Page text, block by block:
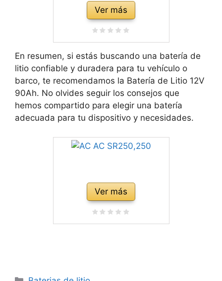
Ver más
En resumen, si estás buscando una batería de
litio confiable y duradera para tu vehículo o
barco, te recomendamos la Batería de Litio 12V
90Ah. No olvides seguir los consejos que
hemos compartido para elegir una batería
adecuada para tu dispositivo y necesidades.
Ver más
Categorías